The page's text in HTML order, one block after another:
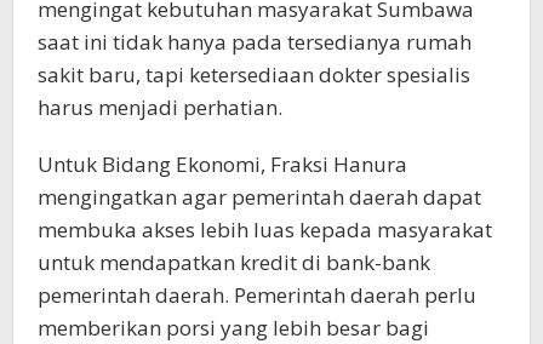
mengingat kebutuhan masyarakat Sumbawa
saat ini tidak hanya pada tersedianya rumah
sakit baru, tapi ketersediaan dokter spesialis
harus menjadi perhatian.
Untuk Bidang Ekonomi, Fraksi Hanura
mengingatkan agar pemerintah daerah dapat
membuka akses lebih luas kepada masyarakat
untuk mendapatkan kredit di bank-bank
pemerintah daerah. Pemerintah daerah perlu
memberikan porsi yang lebih besar bagi